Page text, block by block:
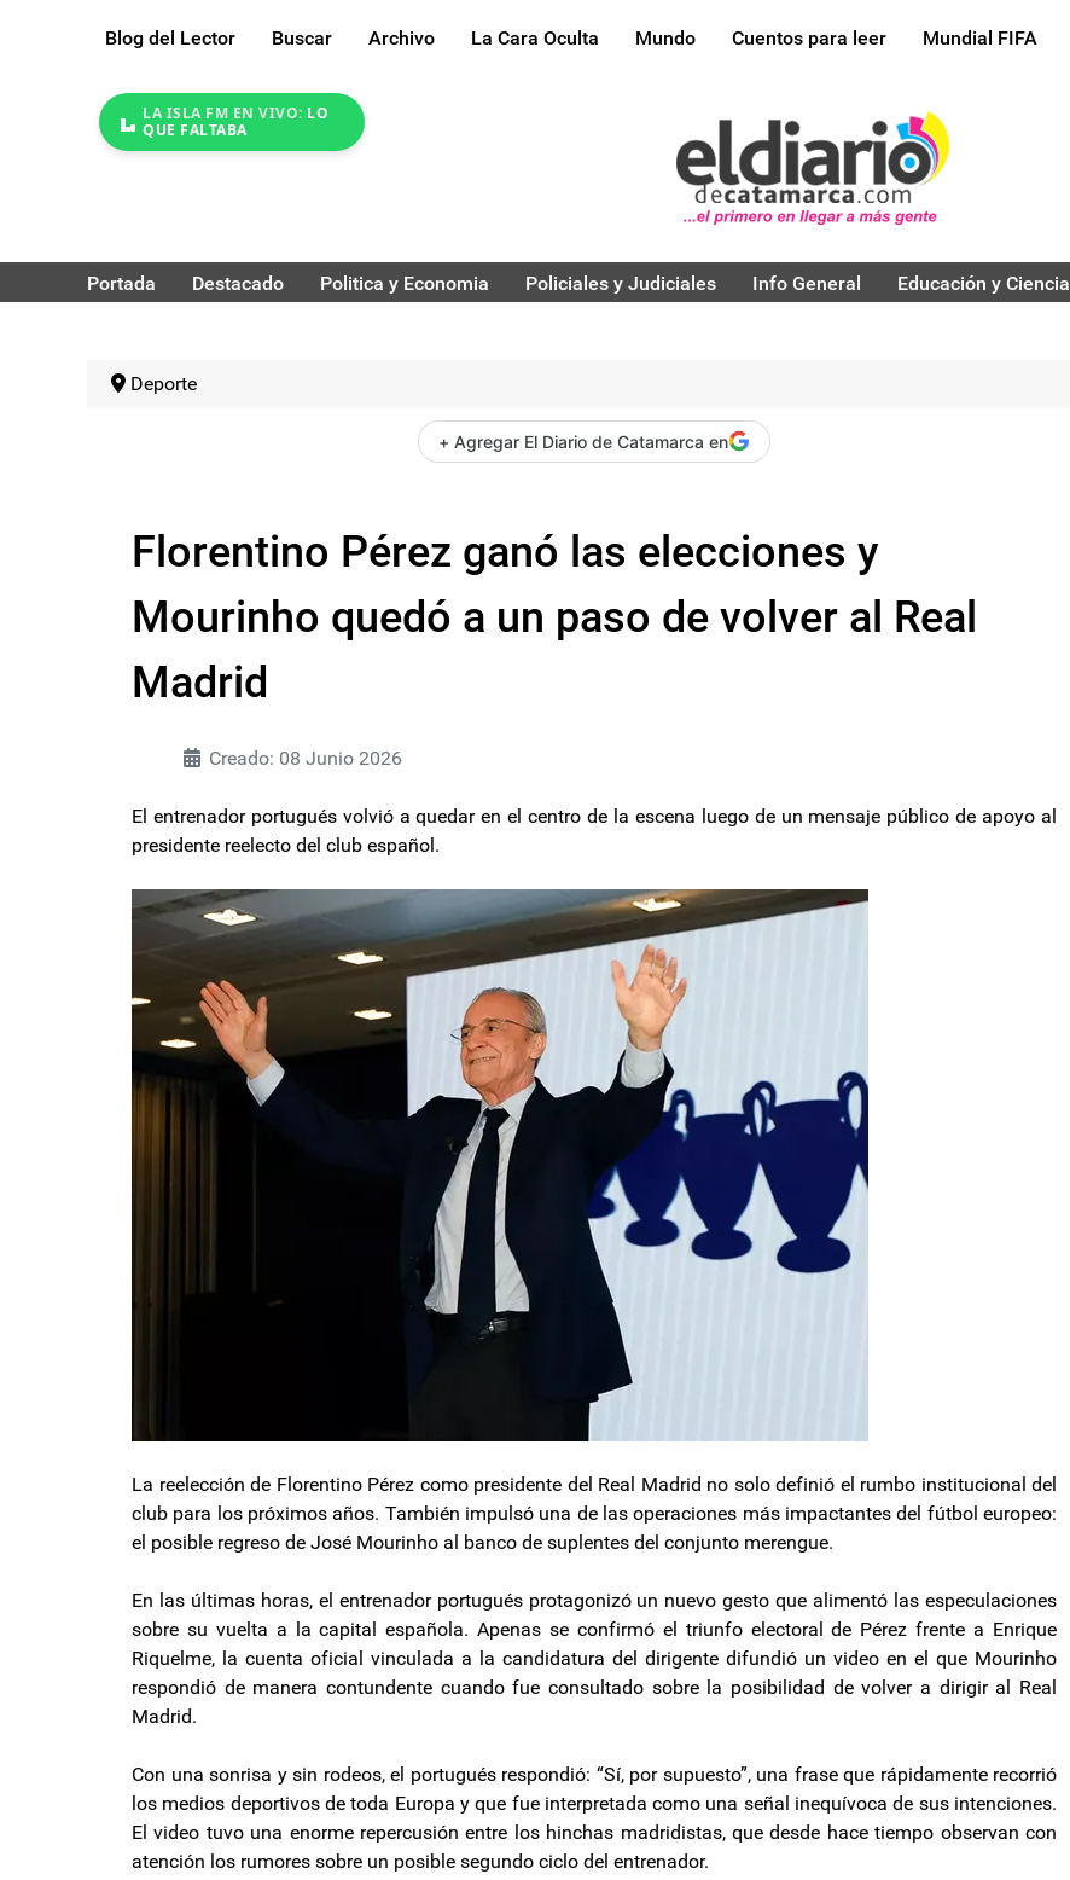
Blog del Lector Buscar Archivo La Cara Oculta Mundo Cuentos para leer Mundial FIFA
LA ISLA FM EN VIVO: LO
QUE FALTABA
Portada Destacado Politica y Economia Policiales y Judiciales Info General Educación y Ciencia
Deporte
+ Agregar El Diario de Catamarca en
Florentino Pérez ganó las elecciones y
Mourinho quedó a un paso de volver al Real
Madrid
Creado: 08 Junio 2026
El entrenador portugués volvió a quedar en el centro de la escena luego de un mensaje público de apoyo al
presidente reelecto del club español.
La reelección de Florentino Pérez como presidente del Real Madrid no solo definió el rumbo institucional del
club para los próximos años. También impulsó una de las operaciones más impactantes del fútbol europeo:
el posible regreso de José Mourinho al banco de suplentes del conjunto merengue.
En las últimas horas, el entrenador portugués protagonizó un nuevo gesto que alimentó las especulaciones
sobre su vuelta a la capital española. Apenas se confirmó el triunfo electoral de Pérez frente a Enrique
Riquelme, la cuenta oficial vinculada a la candidatura del dirigente difundió un video en el que Mourinho
respondió de manera contundente cuando fue consultado sobre la posibilidad de volver a dirigir al Real
Madrid.
Con una sonrisa y sin rodeos, el portugués respondió: “Sí, por supuesto”, una frase que rápidamente recorrió
los medios deportivos de toda Europa y que fue interpretada como una señal inequívoca de sus intenciones.
El video tuvo una enorme repercusión entre los hinchas madridistas, que desde hace tiempo observan con
atención los rumores sobre un posible segundo ciclo del entrenador.